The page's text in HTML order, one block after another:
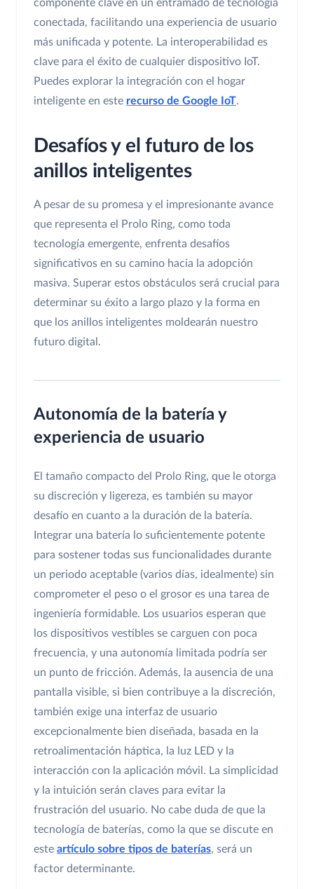
componente clave en un entramado de tecnología
conectada, facilitando una experiencia de usuario
más unificada y potente. La interoperabilidad es
clave para el éxito de cualquier dispositivo IoT.
Puedes explorar la integración con el hogar
inteligente en este recurso de Google IoT.
Desafíos y el futuro de los
anillos inteligentes
A pesar de su promesa y el impresionante avance
que representa el Prolo Ring, como toda
tecnología emergente, enfrenta desafíos
significativos en su camino hacia la adopción
masiva. Superar estos obstáculos será crucial para
determinar su éxito a largo plazo y la forma en
que los anillos inteligentes moldearán nuestro
futuro digital.
Autonomía de la batería y
experiencia de usuario
El tamaño compacto del Prolo Ring, que le otorga
su discreción y ligereza, es también su mayor
desafío en cuanto a la duración de la batería.
Integrar una batería lo suficientemente potente
para sostener todas sus funcionalidades durante
un periodo aceptable (varios días, idealmente) sin
comprometer el peso o el grosor es una tarea de
ingeniería formidable. Los usuarios esperan que
los dispositivos vestibles se carguen con poca
frecuencia, y una autonomía limitada podría ser
un punto de fricción. Además, la ausencia de una
pantalla visible, si bien contribuye a la discreción,
también exige una interfaz de usuario
excepcionalmente bien diseñada, basada en la
retroalimentación háptica, la luz LED y la
interacción con la aplicación móvil. La simplicidad
y la intuición serán claves para evitar la
frustración del usuario. No cabe duda de que la
tecnología de baterías, como la que se discute en
este artículo sobre tipos de baterías, será un
factor determinante.